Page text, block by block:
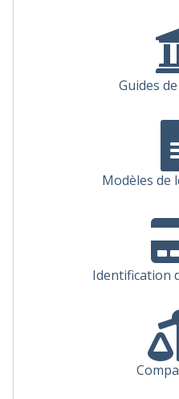
Guides
Modèles de
Identification